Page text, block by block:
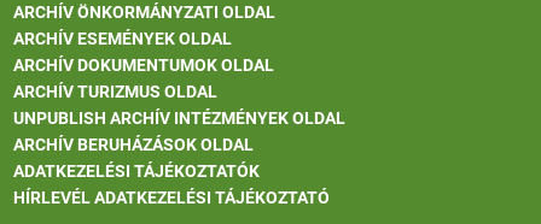
ARCHÍV ÖNKORMÁNYZATI OLDAL
ARCHÍV ESEMÉNYEK OLDAL
ARCHÍV DOKUMENTUMOK OLDAL
ARCHÍV TURIZMUS OLDAL
UNPUBLISH ARCHÍV INTÉZMÉNYEK OLDAL
ARCHÍV BERUHÁZÁSOK OLDAL
ADATKEZELÉSI TÁJÉKOZTATÓK
HÍRLEVÉL ADATKEZELÉSI TÁJÉKOZTATÓ